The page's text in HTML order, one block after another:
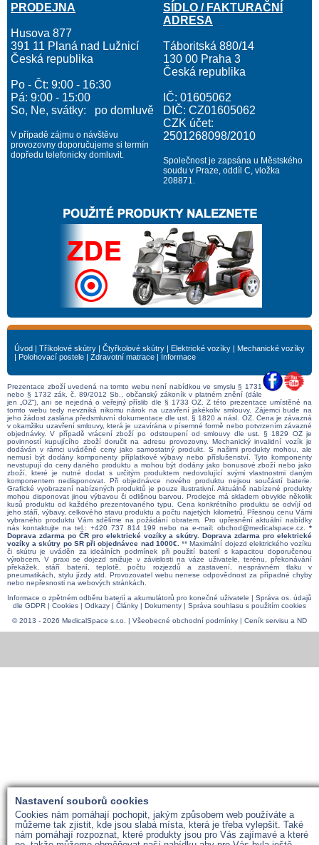
PRODEJNA
Husova 877
391 11 Planá nad Lužnicí
Česká republika
Po - Čt: 9:00 - 16:30
Pá: 9:00 - 15:00
So, Ne, svátky: po domluvě
V případě zájmu o návštěvu
provozovny doporučujeme si termín
dopředu telefonicky domluvit.
SÍDLO / FAKTURAČNÍ
ADRESA
Táboritská 880/14
130 00 Praha 3
Česká republika
IČ: 01605062
DIČ: CZ01605062
CZK účet:
2501268098/2010
Společnost je zapsána u Městského
soudu v Praze, oddíl C, vložka
208871.
Úvod | Tříkolové skútry | Čtyřkolové skútry | Elektrické vozíky | Mechanické vozíky
| Polohovací postele | Zdravotní matrace | Informace
Prezentace zboží uvedená na tomto webu není nabídkou ve smyslu § 1731
nebo § 1732 zák. č. 89/2012 Sb., občanský zákoník v platném znění (dále
jen „OZ“), ani se nejedná o veřejný příslib dle § 1733 OZ. Z této prezentace umístěné na
tomto webu tedy nevzniká nikomu nárok na uzavření jakékoliv smlouvy. Zájemci bude na
jeho žádost zaslána předsmluvní dokumentace dle ust. § 1820 a násl. OZ. Cena je závazná
v okamžiku uzavření smlouvy, která je uzavírána v písemné formě nebo potvrzením závazné
objednávky. V případě vrácení zboží po odstoupení od smlouvy dle ust. § 1829 OZ je
povinností kupujícího zboží doručit na adresu provozovny. Mechanický invalidní vozík je
dodáván v rámci uváděné ceny jako samostatný produkt. S našimi produkty mohou, ale
nemusí být dodány komponenty příplatkové výbavy nebo příslušenství. Tyto komponenty
nevstupují do ceny daného produktu a mohou být dodány jako bonusové zboží nebo jako
zboží, které je nutné dodat s určitým produktem nedovolující svými vlastnostmi daným
komponentem nedisponovat. Při objednávce nového produktu nejsou součástí baterie.
Grafické vyobrazení nabízených produktů je pouze ilustrativní. Aktuálně nabízené produkty
mohou disponovat jinou výbavou či odlišnou barvou. Prodejce má skladem obvykle několik
kusů produktu od každého prezentovaného typu. Cena konkrétního produktu se odvíjí od
jeho stáří, výbavy, celkového stavu produktu a počtu najetých kilometrů. Přesnou cenu Vámi
vybraného produktu Vám sdělíme na požádání obratem. Pro upřesnění aktuální nabídky
nás kontaktujte na tel.: +420 737 814 199 nebo na e-mail:obchod@medicalspace.cz .*
Doprava zdarma po ČR pro elektrické vozíky a skútry. Doprava zdarma pro elektrické
vozíky a skútry po SR při objednávce nad 1000€.
** Maximální dojezd elektrického vozíku
či skútru je uváděn za ideálních podmínek při použití baterií s kapacitou doporučenou
výrobcem. V praxi se dojezd snižuje v závislosti na váze uživatele, terénu, překonávání
překážek, stáří baterií, teplotě, počtu rozjezdů a zastavení, nesprávném tlaku v
pneumatikách, stylu jízdy atd. Provozovatel webu nenese odpovědnost za případné chyby
nebo nepřesnosti na webových stránkách.
Informace o zpětném odběru baterií a akumulátorů pro konečné uživatele | Správa os. údajů
dle GDPR | Cookies | Odkazy | Články | Dokumenty | Správa souhlasu s použitím cookies
© 2013 - 2026 MedicalSpace s.r.o. | Všeobecné obchodní podmínky | Ceník servisu a ND
Nastavení souborů cookies
Cookies nám pomáhají pochopit, jakým způsobem web používáte a
můžeme tak zjistit, kde jsou slabá místa, která je třeba vylepšit. Také
nám pomáhají rozpoznat, které produkty jsou pro Vás zajímavé a které